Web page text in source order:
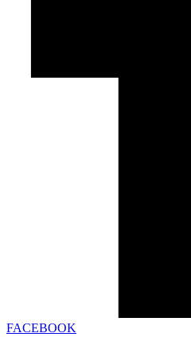
FACEBOOK